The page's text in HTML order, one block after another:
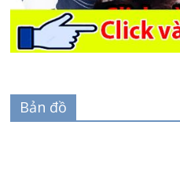
Bản đồ